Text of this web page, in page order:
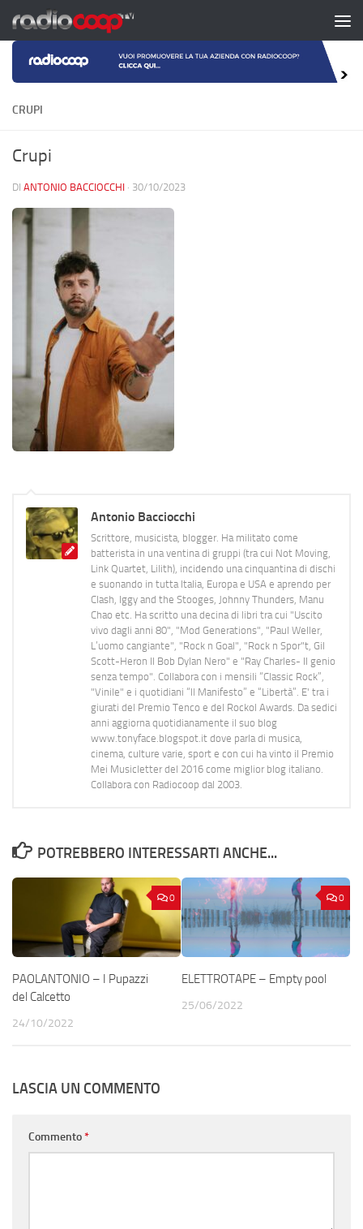
Salta al contenuto
CRUPI
Crupi
DI ANTONIO BACCIOCCHI · 30/10/2023
Antonio Bacciocchi
Scrittore, musicista, blogger. Ha militato come
batterista in una ventina di gruppi (tra cui Not Moving,
Link Quartet, Lilith), incidendo una cinquantina di dischi
e suonando in tutta Italia, Europa e USA e aprendo per
Clash, Iggy and the Stooges, Johnny Thunders, Manu
Chao etc. Ha scritto una decina di libri tra cui "Uscito
vivo dagli anni 80", "Mod Generations", "Paul Weller,
L’uomo cangiante", "Rock n Goal", "Rock n Spor"t, Gil
Scott-Heron Il Bob Dylan Nero" e "Ray Charles- Il genio
senza tempo". Collabora con i mensili “Classic Rock”,
"Vinile" e i quotidiani “Il Manifesto” e “Libertà”. E' tra i
giurati del Premio Tenco e del Rockol Awards. Da sedici
anni aggiorna quotidianamente il suo blog
www.tonyface.blogspot.it dove parla di musica,
cinema, culture varie, sport e con cui ha vinto il Premio
Mei Musicletter del 2016 come miglior blog italiano.
Collabora con Radiocoop dal 2003.
POTREBBERO INTERESSARTI ANCHE...
0
PAOLANTONIO – I Pupazzi
del Calcetto
24/10/2022
0
ELETTROTAPE – Empty pool
25/06/2022
LASCIA UN COMMENTO
Commento*